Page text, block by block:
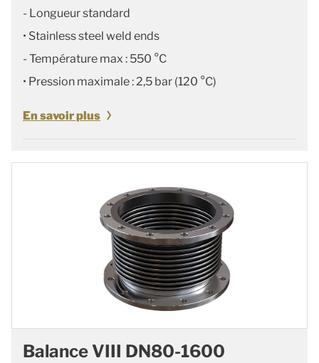
- Longueur standard
• Stainless steel weld ends
- Température max : 550 °C
• Pression maximale : 2,5 bar (120 °C)
En savoir plus
Balance VIII DN80-1600